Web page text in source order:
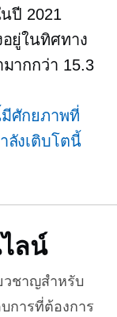
ปี 2021
ยู่ในทิศทาง
ากกว่า 15.3
ศักยภาพที่
ลังเติบโตนี้
ลน์
วชาญสำหรับ
การที่ต้องการ